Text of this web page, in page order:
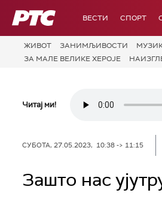
РТС ВЕСТИ СПОРТ
ЖИВОТ ЗАНИМЉИВОСТИ
ЗА МАЛЕ ВЕЛИКЕ ХЕРОЈЕ
Читај ми!
СУБОТА, 27.05.2023, 10:38 -> 11:15
Зашто нас